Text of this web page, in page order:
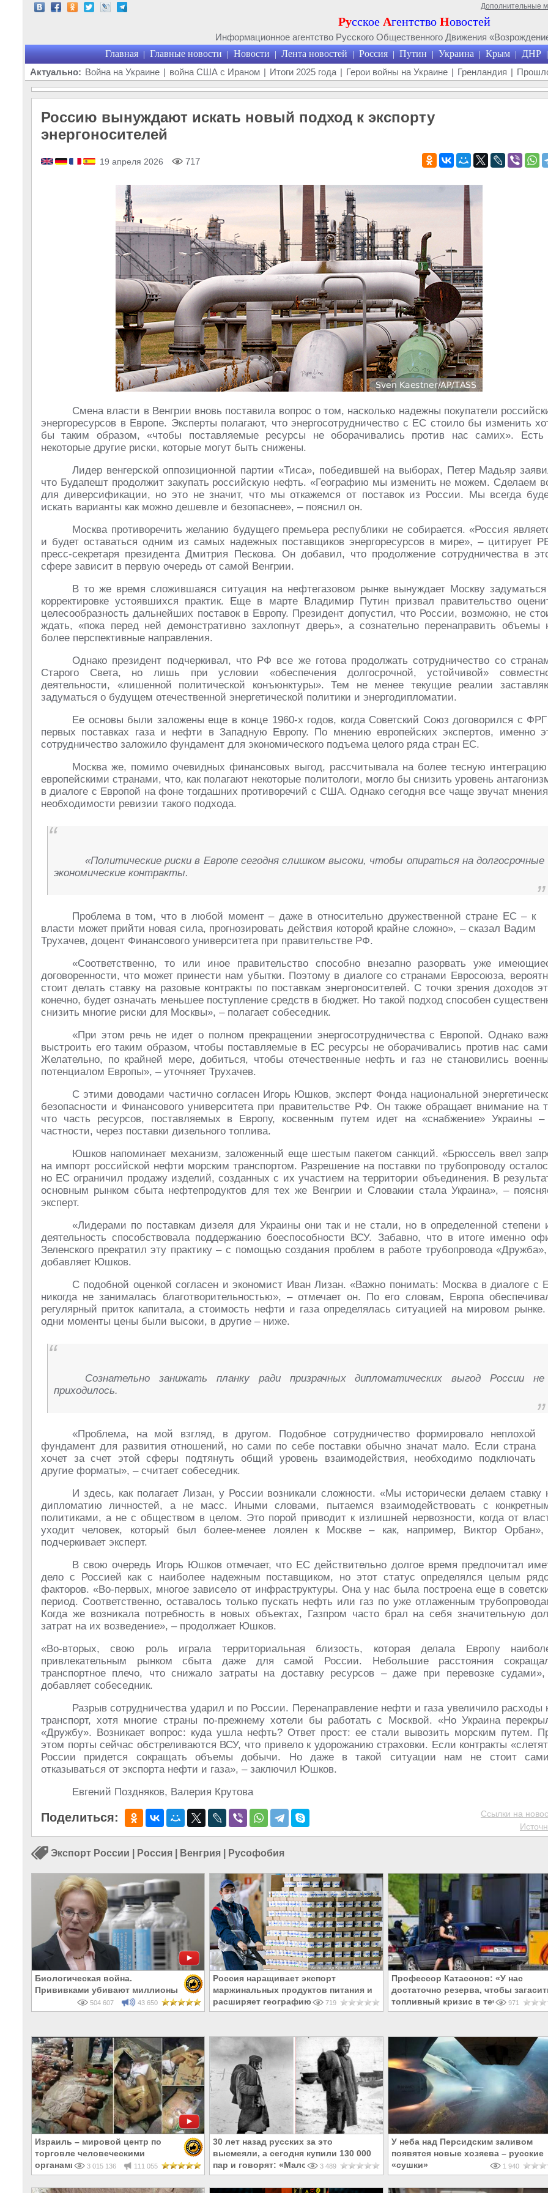
Дополнительные
Русское Агентство Новостей
Информационное агентство Русского Общественного Движения
Главная | Главные новости | Новости | Лента новостей | Россия | Путин | Украина | Крым | ДНР |
Актуально: Война на Украине | война США с Ираном | Итоги 2025 года | Герои войны на Украине | Гренландия |
Россию вынуждают искать новый подход к экспорту
энергоносителей
19 апреля 2026 717
Смена власти в Венгрии вновь поставила вопрос о том, насколько надежны покупатели
энергоресурсов в Европе. Эксперты полагают, что энергосотрудничество с ЕС стоило бы изменить
бы таким образом, «чтобы поставляемые ресурсы не оборачивались против нас самих».
некоторые другие риски, которые могут быть снижены.
Лидер венгерской оппозиционной партии «Тиса», победившей на выборах, Петер Мадьяр
что Будапешт продолжит закупать российскую нефть. «Географию мы изменить не можем. Сделаем
для диверсификации, но это не значит, что мы откажемся от поставок из России. Мы всегда
искать варианты как можно дешевле и безопаснее», – пояснил он.
Москва противоречить желанию будущего премьера республики не собирается. «Россия
и будет оставаться одним из самых надежных поставщиков энергоресурсов в мире», – цитирует
пресс-секретаря президента Дмитрия Пескова. Он добавил, что продолжение сотрудничества в
сфере зависит в первую очередь от самой Венгрии.
В то же время сложившаяся ситуация на нефтегазовом рынке вынуждает Москву
корректировке устоявшихся практик. Еще в марте Владимир Путин призвал правительство
целесообразность дальнейших поставок в Европу. Президент допустил, что России, возможно, не
ждать, «пока перед ней демонстративно захлопнут дверь», а сознательно перенаправить объемы
более перспективные направления.
Однако президент подчеркивал, что РФ все же готова продолжать сотрудничество со
Старого Света, но лишь при условии «обеспечения долгосрочной, устойчивой»
деятельности, «лишенной политической конъюнктуры». Тем не менее текущие реалии
задуматься о будущем отечественной энергетической политики и энергодипломатии.
Ее основы были заложены еще в конце 1960-х годов, когда Советский Союз договорился с
первых поставках газа и нефти в Западную Европу. По мнению европейских экспертов, именно
сотрудничество заложило фундамент для экономического подъема целого ряда стран ЕС.
Москва же, помимо очевидных финансовых выгод, рассчитывала на более тесную
европейскими странами, что, как полагают некоторые политологи, могло бы снизить уровень
в диалоге с Европой на фоне тогдашних противоречий с США. Однако сегодня все чаще звучат
необходимости ревизии такого подхода.
«Политические риски в Европе сегодня слишком высоки, чтобы опираться на долгосрочные
экономические контракты.
Проблема в том, что в любой момент – даже в относительно дружественной стране ЕС – к
власти может прийти новая сила, прогнозировать действия которой крайне сложно», – сказал Вадим
Трухачев, доцент Финансового университета при правительстве РФ.
«Соответственно, то или иное правительство способно внезапно разорвать уже
договоренности, что может принести нам убытки. Поэтому в диалоге со странами Евросоюза,
стоит делать ставку на разовые контракты по поставкам энергоносителей. С точки зрения доходов
конечно, будет означать меньшее поступление средств в бюджет. Но такой подход способен
снизить многие риски для Москвы», – полагает собеседник.
«При этом речь не идет о полном прекращении энергосотрудничества с Европой. Однако
выстроить его таким образом, чтобы поставляемые в ЕС ресурсы не оборачивались против нас
Желательно, по крайней мере, добиться, чтобы отечественные нефть и газ не становились
потенциалом Европы», – уточняет Трухачев.
С этими доводами частично согласен Игорь Юшков, эксперт Фонда национальной
безопасности и Финансового университета при правительстве РФ. Он также обращает внимание на
что часть ресурсов, поставляемых в Европу, косвенным путем идет на «снабжение» Украины
частности, через поставки дизельного топлива.
Юшков напоминает механизм, заложенный еще шестым пакетом санкций. «Брюссель ввел
на импорт российской нефти морским транспортом. Разрешение на поставки по трубопроводу
но ЕС ограничил продажу изделий, созданных с их участием на территории объединения. В
основным рынком сбыта нефтепродуктов для тех же Венгрии и Словакии стала Украина», –
эксперт.
«Лидерами по поставкам дизеля для Украины они так и не стали, но в определенной степени
деятельность способствовала поддержанию боеспособности ВСУ. Забавно, что в итоге именно
Зеленского прекратил эту практику – с помощью создания проблем в работе трубопровода
добавляет Юшков.
С подобной оценкой согласен и экономист Иван Лизан. «Важно понимать: Москва в диалоге с
никогда не занималась благотворительностью», – отмечает он. По его словам, Европа
регулярный приток капитала, а стоимость нефти и газа определялась ситуацией на мировом
одни моменты цены были высоки, в другие – ниже.
Сознательно занижать планку ради призрачных дипломатических выгод России не
приходилось.
«Проблема, на мой взгляд, в другом. Подобное сотрудничество формировало неплохой
фундамент для развития отношений, но сами по себе поставки обычно значат мало. Если страна
хочет за счет этой сферы подтянуть общий уровень взаимодействия, необходимо подключать
другие форматы», – считает собеседник.
И здесь, как полагает Лизан, у России возникали сложности. «Мы исторически делаем ставку
дипломатию личностей, а не масс. Иными словами, пытаемся взаимодействовать с
политиками, а не с обществом в целом. Это порой приводит к излишней нервозности, когда от
уходит человек, который был более-менее лоялен к Москве – как, например, Виктор
подчеркивает эксперт.
В свою очередь Игорь Юшков отмечает, что ЕС действительно долгое время предпочитал
дело с Россией как с наиболее надежным поставщиком, но этот статус определялся целым
факторов. «Во-первых, многое зависело от инфраструктуры. Она у нас была построена еще в
период. Соответственно, оставалось только пускать нефть или газ по уже отлаженным
Когда же возникала потребность в новых объектах, Газпром часто брал на себя значительную
затрат на их возведение», – продолжает Юшков.
«Во-вторых, свою роль играла территориальная близость, которая делала Европу
привлекательным рынком сбыта даже для самой России. Небольшие расстояния
транспортное плечо, что снижало затраты на доставку ресурсов – даже при перевозке
добавляет собеседник.
Разрыв сотрудничества ударил и по России. Перенаправление нефти и газа увеличило расходы
транспорт, хотя многие страны по-прежнему хотели бы работать с Москвой. «Но Украина
«Дружбу». Возникает вопрос: куда ушла нефть? Ответ прост: ее стали вывозить морским путем.
этом порты сейчас обстреливаются ВСУ, что привело к удорожанию страховки. Если контракты
России придется сокращать объемы добычи. Но даже в такой ситуации нам не стоит
отказываться от экспорта нефти и газа», – заключил Юшков.
Евгений Поздняков, Валерия Крутова
Поделиться:
Ссылки на
Экспорт России Россия Венгрия Русофобия
Биологическая война.
Прививками убивают миллионы
504 607 43 650
Россия наращивает экспорт
маржинальных продуктов питания и
расширяет географию поставок
719
Профессор Катасонов: «У нас
достаточно резерва, чтобы
топливный кризис в течение 24
971
Израиль – мировой центр по
торговле человеческими
органами
3 015 136 111 055
30 лет назад русских за это
высмеяли, а сегодня купили 130 000
пар и говорят: «Мало, дайте ещё!»
3 489
У неба над Персидским заливом
появятся новые хозяева – русские
«сушки»
1 940